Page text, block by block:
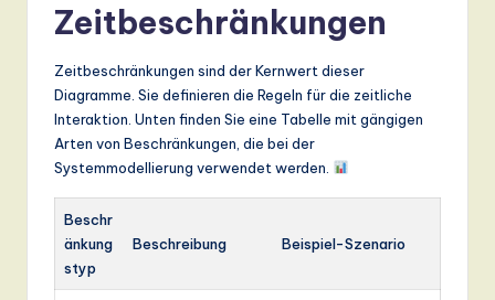
Zeitbeschränkungen
Zeitbeschränkungen sind der Kernwert dieser
Diagramme. Sie definieren die Regeln für die zeitliche
Interaktion. Unten finden Sie eine Tabelle mit gängigen
Arten von Beschränkungen, die bei der
Systemmodellierung verwendet werden.
Beschr
änkung
styp
Beschreibung Beispiel-Szenario